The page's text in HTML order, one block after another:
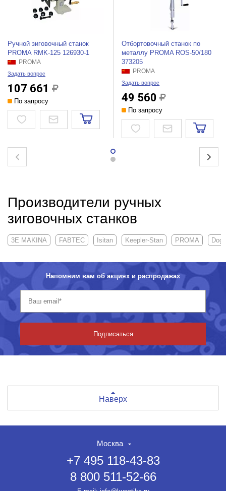
Ручной зиговочный станок
PROMA RMK-125 126930-1
PROMA
Задать вопрос
107 661
По запросу
Отбортовочный станок по
металлу PROMA ROS-50/180
373205
PROMA
Задать вопрос
49 560
По запросу
Производители ручных
зиговочных станков
3E MAKINA FABTEC Isitan Keepler-Stan PROMA
Напомним вам об акциях и распродажах
Подписаться
Наверх
Москва
+7 495 118-43-83
8 800 511-52-66